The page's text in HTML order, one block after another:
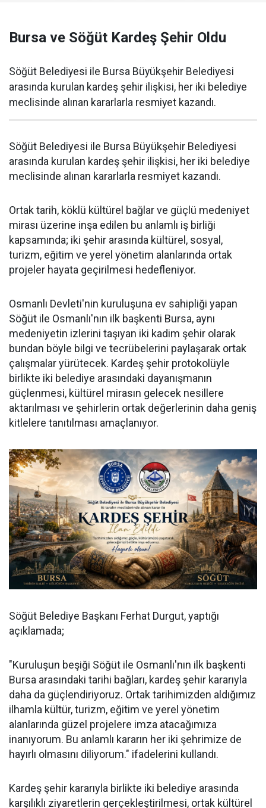
Bursa ve Söğüt Kardeş Şehir Oldu
Söğüt Belediyesi ile Bursa Büyükşehir Belediyesi
arasında kurulan kardeş şehir ilişkisi, her iki belediye
meclisinde alınan kararlarla resmiyet kazandı.
Söğüt Belediyesi ile Bursa Büyükşehir Belediyesi
arasında kurulan kardeş şehir ilişkisi, her iki belediye
meclisinde alınan kararlarla resmiyet kazandı.
Ortak tarih, köklü kültürel bağlar ve güçlü medeniyet
mirası üzerine inşa edilen bu anlamlı iş birliği
kapsamında; iki şehir arasında kültürel, sosyal,
turizm, eğitim ve yerel yönetim alanlarında ortak
projeler hayata geçirilmesi hedefleniyor.
Osmanlı Devleti'nin kuruluşuna ev sahipliği yapan
Söğüt ile Osmanlı'nın ilk başkenti Bursa, aynı
medeniyetin izlerini taşıyan iki kadim şehir olarak
bundan böyle bilgi ve tecrübelerini paylaşarak ortak
çalışmalar yürütecek. Kardeş şehir protokolüyle
birlikte iki belediye arasındaki dayanışmanın
güçlenmesi, kültürel mirasın gelecek nesillere
aktarılması ve şehirlerin ortak değerlerinin daha geniş
kitlelere tanıtılması amaçlanıyor.
Söğüt Belediye Başkanı Ferhat Durgut, yaptığı
açıklamada;
"Kuruluşun beşiği Söğüt ile Osmanlı'nın ilk başkenti
Bursa arasındaki tarihi bağları, kardeş şehir kararıyla
daha da güçlendiriyoruz. Ortak tarihimizden aldığımız
ilhamla kültür, turizm, eğitim ve yerel yönetim
alanlarında güzel projelere imza atacağımıza
inanıyorum. Bu anlamlı kararın her iki şehrimize de
hayırlı olmasını diliyorum." ifadelerini kullandı.
Kardeş şehir kararıyla birlikte iki belediye arasında
karşılıklı ziyaretlerin gerçekleştirilmesi, ortak kültürel